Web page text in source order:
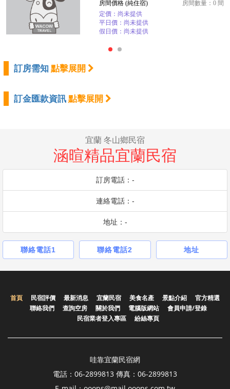
房間數量：0 間
房間價格 (純住宿)
定價：尚未提供
平日價：尚未提供
假日價：尚未提供
訂房需知 點擊展開
訂金匯款資訊 點擊展開
宜蘭 冬山鄉民宿
涵暄精品宜蘭民宿
訂房電話：-
連絡電話：-
地址：-
聯絡電話1 聯絡電話2 地址
首頁 民宿評價 最新消息 宜蘭民宿 美食名產 景點介紹
官方精選
聯絡我們
查詢空房 關於我們 電腦版網站
會員申請/登錄
民宿業者登入專區
紛絲專頁
哇靠宜蘭民宿網
電話：06-2899813 傳真：06-2899813